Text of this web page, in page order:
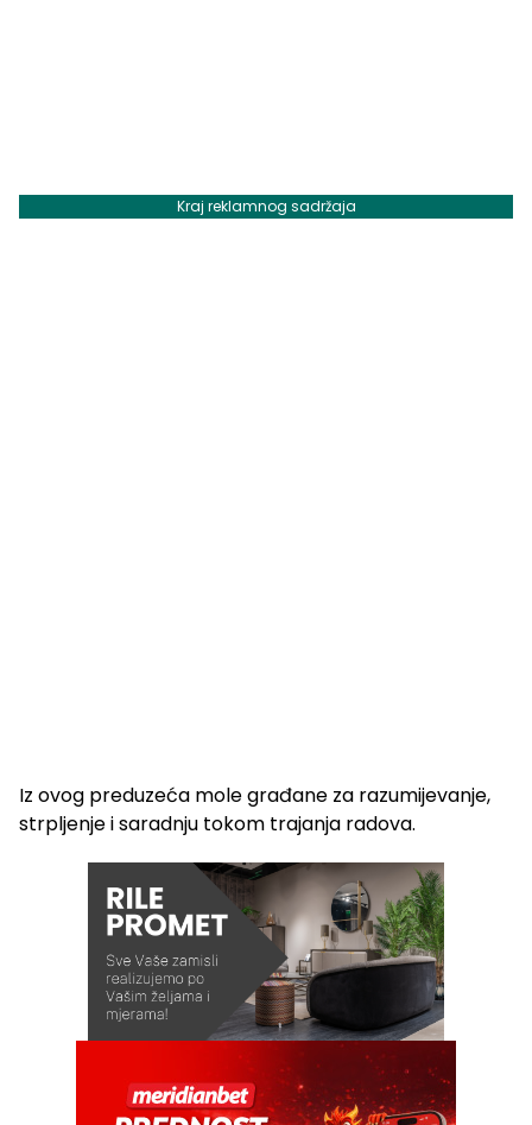
Kraj reklamnog sadržaja
Iz ovog preduzeća mole građane za razumijevanje,
strpljenje i saradnju tokom trajanja radova.